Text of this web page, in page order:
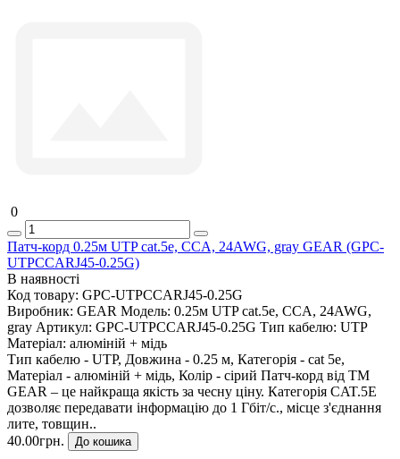
0
Патч-корд 0.25м UTP cat.5e, CCA, 24AWG, gray GEAR (GPC-
UTPCCARJ45-0.25G)
В наявності
Код товару: GPC-UTPCCARJ45-0.25G
Виробник: GEAR Модель: 0.25м UTP cat.5e, CCA, 24AWG,
gray Артикул: GPC-UTPCCARJ45-0.25G Тип кабелю: UTP
Матеріал: алюміній + мідь
Тип кабелю - UTP, Довжина - 0.25 м, Категорія - cat 5e,
Матеріал - алюміній + мідь, Колір - сірий Патч-корд від ТМ
GEAR – це найкраща якість за чесну ціну. Категорія CAT.5E
дозволяє передавати інформацію до 1 Гбіт/с., місце з'єднання
лите, товщин..
40.00грн.
До кошика